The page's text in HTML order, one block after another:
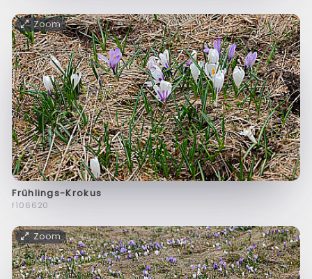
Zoom
Frühlings-Krokus
f106620
Zoom